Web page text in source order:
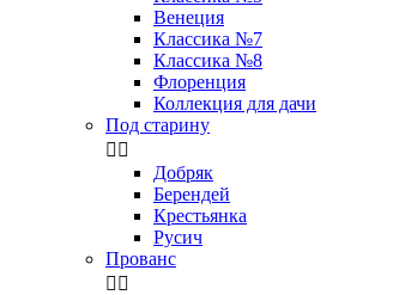
Венеция
Классика №7
Классика №8
Флоренция
Коллекция для дачи
Под старину
 
Добряк
Берендей
Крестьянка
Русич
Прованс
 